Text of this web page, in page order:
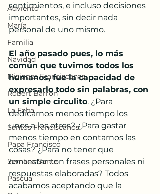
Adviento
María
Familia
Navidad
Misiones Franciscanas
Robert Barron
La Faba
Santos Franciscanos
Papa Francisco
Semana Santa
Pascua
sentimientos, e incluso decisiones
importantes, sin decir nada
personal de uno mismo.
El año pasado pues, lo más
común que tuvimos todos los
humanos, fue la capacidad de
expresarlo todo sin palabras, con
un simple circulito. ¿Para
dedicarnos menos tiempo los
unos a los otros? ¿Para gastar
menos tiempo en contarnos las
cosas? ¿Para no tener que
contestar con frases personales ni
respuestas elaboradas? Todos
acabamos aceptando que la